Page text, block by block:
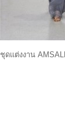
ชุดแต่งงาน